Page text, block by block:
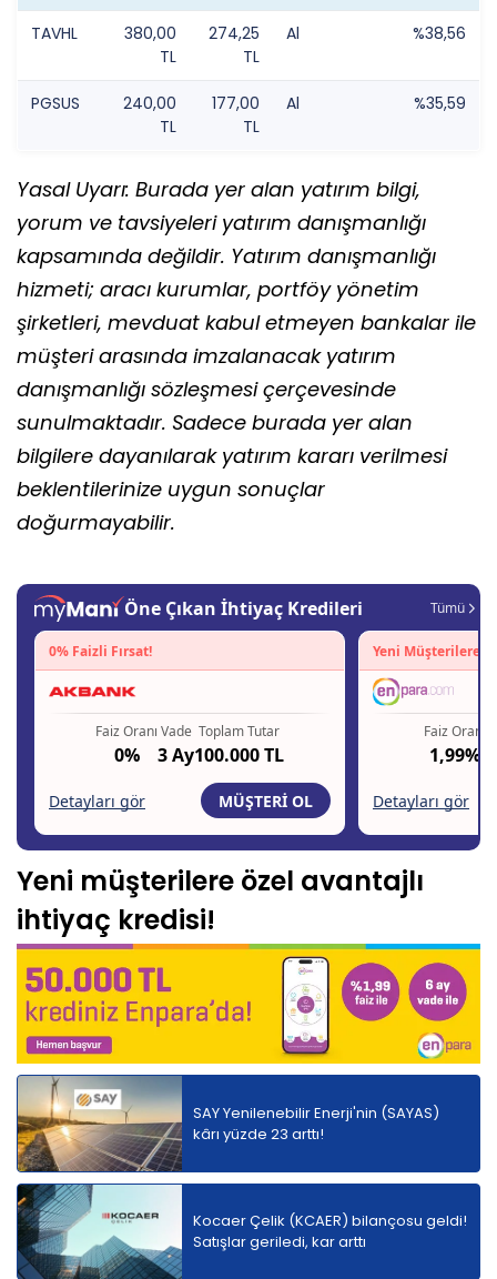
TAVHL
380,00
TL
274,25
TL
Al %38,56
PGSUS
240,00
TL
177,00
TL
Al %35,59
Yasal Uyarı: Burada yer alan yatırım bilgi,
yorum ve tavsiyeleri yatırım danışmanlığı
kapsamında değildir. Yatırım danışmanlığı
hizmeti; aracı kurumlar, portföy yönetim
şirketleri, mevduat kabul etmeyen bankalar ile
müşteri arasında imzalanacak yatırım
danışmanlığı sözleşmesi çerçevesinde
sunulmaktadır. Sadece burada yer alan
bilgilere dayanılarak yatırım kararı verilmesi
beklentilerinize uygun sonuçlar
doğurmayabilir.
Yeni müşterilere özel avantajlı
ihtiyaç kredisi!
SAY Yenilenebilir Enerji'nin (SAYAS)
kârı yüzde 23 arttı!
Kocaer Çelik (KCAER) bilançosu geldi!
Satışlar geriledi, kar arttı